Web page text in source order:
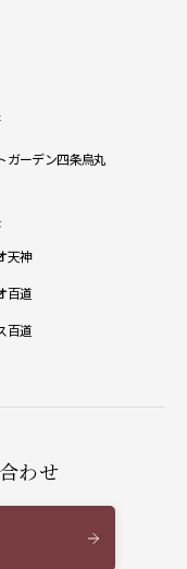
ガーデン四条烏丸
天神
百道
百道
わせ